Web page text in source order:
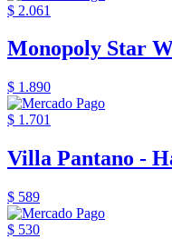
$ 2.061
Monopoly Star
$ 1.890
$ 1.701
Villa Pantano -
$ 589
$ 530